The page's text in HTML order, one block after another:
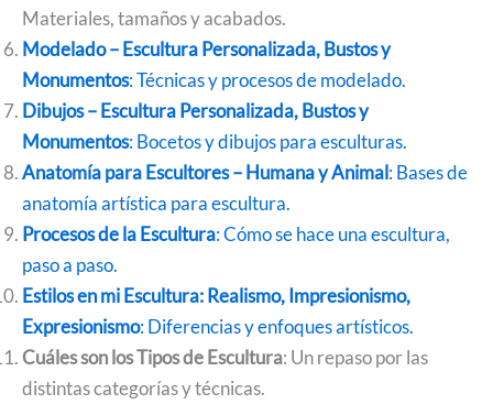
Materiales, tamaños y acabados.
Modelado – Escultura Personalizada, Bustos y
Monumentos: Técnicas y procesos de modelado.
Dibujos – Escultura Personalizada, Bustos y
Monumentos: Bocetos y dibujos para esculturas.
Anatomía para Escultores – Humana y Animal: Bases de
anatomía artística para escultura.
Procesos de la Escultura: Cómo se hace una escultura,
paso a paso.
Estilos en mi Escultura: Realismo, Impresionismo,
Expresionismo: Diferencias y enfoques artísticos.
Cuáles son los Tipos de Escultura: Un repaso por las
distintas categorías y técnicas.